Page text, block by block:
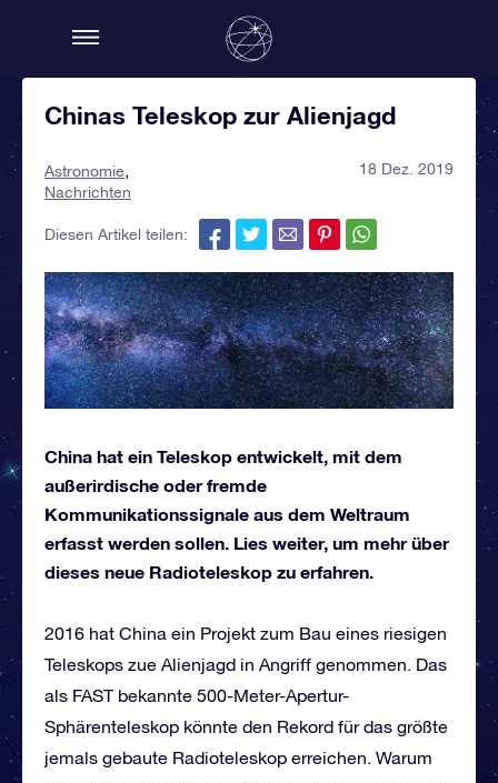
Chinas Teleskop zur Alienjagd
Astronomie
Nachrichten
18 Dez. 2019
Diesen Artikel teilen:
China hat ein Teleskop entwickelt, mit dem
außerirdische oder fremde
Kommunikationssignale aus dem Weltraum
erfasst werden sollen. Lies weiter, um mehr über
dieses neue Radioteleskop zu erfahren.
2016 hat China ein Projekt zum Bau eines riesigen
Teleskops zue Alienjagd in Angriff genommen. Das
als FAST bekannte 500-Meter-Apertur-
Sphärenteleskop könnte den Rekord für das größte
jemals gebaute Radioteleskop erreichen. Warum